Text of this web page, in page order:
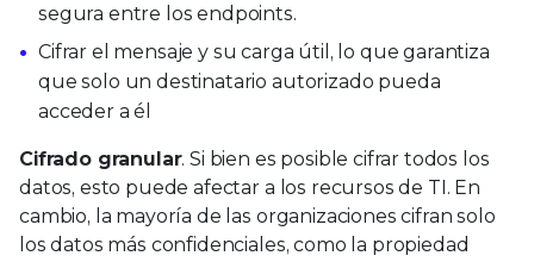
segura entre los endpoints.
Cifrar el mensaje y su carga útil, lo que garantiza
que solo un destinatario autorizado pueda
acceder a él
Cifrado granular. Si bien es posible cifrar todos los
datos, esto puede afectar a los recursos de TI. En
cambio, la mayoría de las organizaciones cifran solo
los datos más confidenciales, como la propiedad